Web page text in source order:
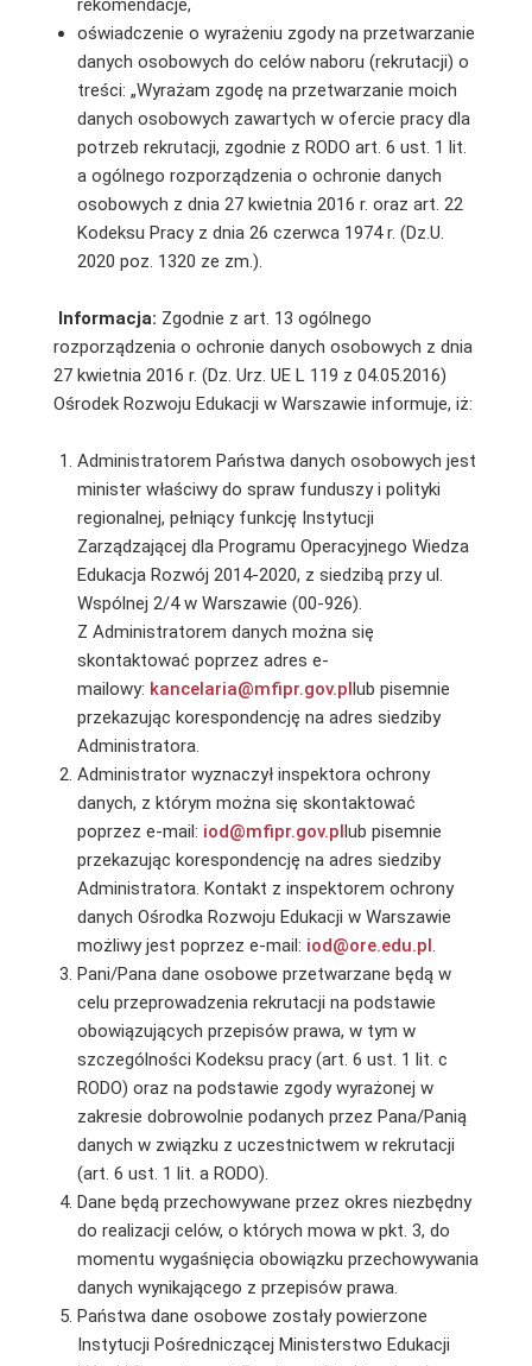
rekomendacje,
oświadczenie o wyrażeniu zgody na przetwarzanie
danych osobowych do celów naboru (rekrutacji) o
treści: „Wyrażam zgodę na przetwarzanie moich
danych osobowych zawartych w ofercie pracy dla
potrzeb rekrutacji, zgodnie z RODO art. 6 ust. 1 lit.
a ogólnego rozporządzenia o ochronie danych
osobowych z dnia 27 kwietnia 2016 r. oraz art. 22
Kodeksu Pracy z dnia 26 czerwca 1974 r. (Dz.U.
2020 poz. 1320 ze zm.).
Informacja: Zgodnie z art. 13 ogólnego
rozporządzenia o ochronie danych osobowych z dnia
27 kwietnia 2016 r. (Dz. Urz. UE L 119 z 04.05.2016)
Ośrodek Rozwoju Edukacji w Warszawie informuje, iż:
Administratorem Państwa danych osobowych jest
minister właściwy do spraw funduszy i polityki
regionalnej, pełniący funkcję Instytucji
Zarządzającej dla Programu Operacyjnego Wiedza
Edukacja Rozwój 2014-2020, z siedzibą przy ul.
Wspólnej 2/4 w Warszawie (00-926).
Z Administratorem danych można się
skontaktować poprzez adres e-
mailowy: kancelaria@mfipr.gov.pllub pisemnie
przekazując korespondencję na adres siedziby
Administratora.
Administrator wyznaczył inspektora ochrony
danych, z którym można się skontaktować
poprzez e-mail: iod@mfipr.gov.pllub pisemnie
przekazując korespondencję na adres siedziby
Administratora. Kontakt z inspektorem ochrony
danych Ośrodka Rozwoju Edukacji w Warszawie
możliwy jest poprzez e-mail: iod@ore.edu.pl.
Pani/Pana dane osobowe przetwarzane będą w
celu przeprowadzenia rekrutacji na podstawie
obowiązujących przepisów prawa, w tym w
szczególności Kodeksu pracy (art. 6 ust. 1 lit. c
RODO) oraz na podstawie zgody wyrażonej w
zakresie dobrowolnie podanych przez Pana/Panią
danych w związku z uczestnictwem w rekrutacji
(art. 6 ust. 1 lit. a RODO).
Dane będą przechowywane przez okres niezbędny
do realizacji celów, o których mowa w pkt. 3, do
momentu wygaśnięcia obowiązku przechowywania
danych wynikającego z przepisów prawa.
Państwa dane osobowe zostały powierzone
Instytucji Pośredniczącej Ministerstwo Edukacji